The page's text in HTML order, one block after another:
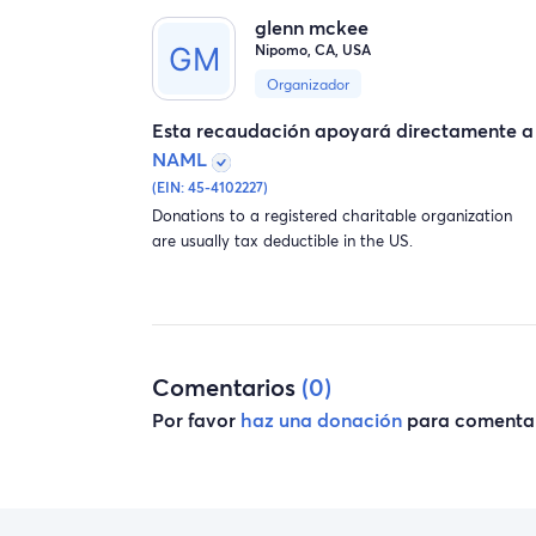
glenn mckee
Nipomo, CA, USA
Organizador
Esta recaudación apoyará directamente a
NAML
(EIN: 45-4102227)
Donations to a registered charitable organization
are usually tax deductible in the US.
Comentarios (0)
Por favor haz una donación para